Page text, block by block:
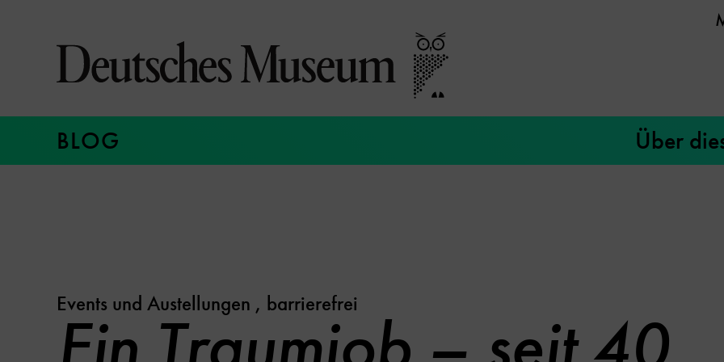
Seiteninhalt
springen
BLOG Über
Events und Austellungen , barrierefrei